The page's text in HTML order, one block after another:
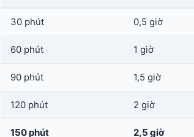
30 phút 0,5 giờ
60 phút 1 giờ
90 phút 1,5 giờ
120 phút 2 giờ
150 phút 2,5 giờ